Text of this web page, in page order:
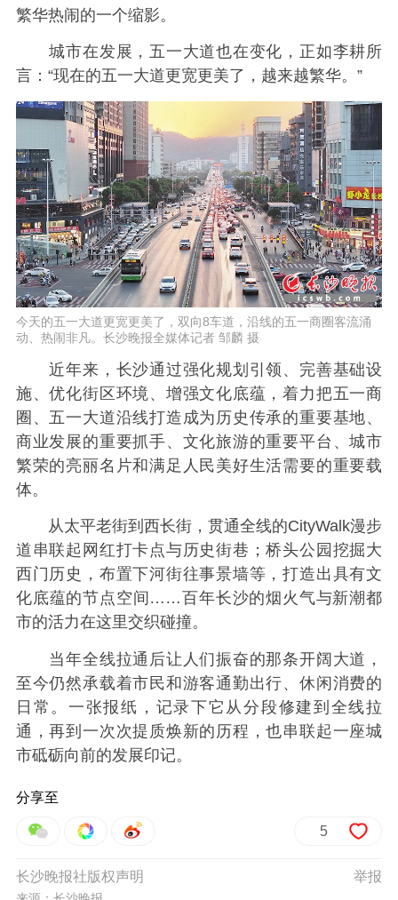
繁华热闹的一个缩影。
城市在发展，五一大道也在变化，正如李耕所
言：“现在的五一大道更宽更美了，越来越繁华。”
今天的五一大道更宽更美了，双向8车道，沿线的五一商圈客流涌
动、热闹非凡。长沙晚报全媒体记者 邹麟 摄
近年来，长沙通过强化规划引领、完善基础设
施、优化街区环境、增强文化底蕴，着力把五一商
圈、五一大道沿线打造成为历史传承的重要基地、
商业发展的重要抓手、文化旅游的重要平台、城市
繁荣的亮丽名片和满足人民美好生活需要的重要载
体。
从太平老街到西长街，贯通全线的CityWalk漫步
道串联起网红打卡点与历史街巷；桥头公园挖掘大
西门历史，布置下河街往事景墙等，打造出具有文
化底蕴的节点空间……百年长沙的烟火气与新潮都
市的活力在这里交织碰撞。
当年全线拉通后让人们振奋的那条开阔大道，
至今仍然承载着市民和游客通勤出行、休闲消费的
日常。一张报纸，记录下它从分段修建到全线拉
通，再到一次次提质焕新的历程，也串联起一座城
市砥砺向前的发展印记。
分享至
5
举报
长沙晚报社版权声明